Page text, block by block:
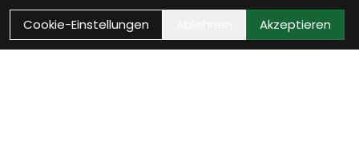
Cookie-Einstellungen
Akzeptieren